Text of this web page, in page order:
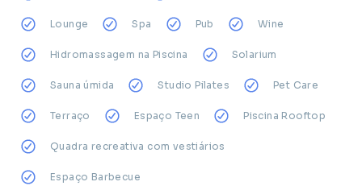
Lounge Spa Pub Wine
Hidromassagem na Piscina Solarium
Sauna úmida Studio Pilates Pet Care
Terraço Espaço Teen Piscina Rooftop
Quadra recreativa com vestiários
Espaço Barbecue